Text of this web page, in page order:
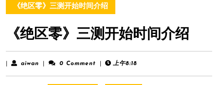
《绝区零》三测开始时间介绍
《绝区零》三测开始时间介绍
aiwan aiwan 0 Comment 上午8:18